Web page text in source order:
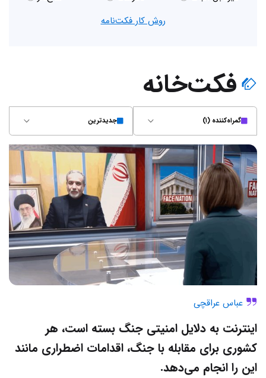
روش کار فکت‌نامه
فکت‌خانه
گمراه‌کننده (۱) جدیدترین
عباس عراقچی
اینترنت به دلایل امنیتی جنگ بسته است، هر
کشوری برای مقابله با جنگ، اقدامات اضطراری مانند
این را انجام می‌دهد.